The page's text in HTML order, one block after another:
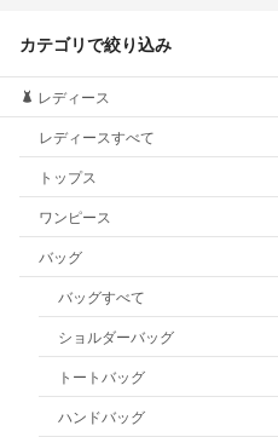
カテゴリで絞り込み
レディース
レディースすべて
トップス
ワンピース
バッグ
バッグすべて
ショルダーバッグ
トートバッグ
ハンドバッグ